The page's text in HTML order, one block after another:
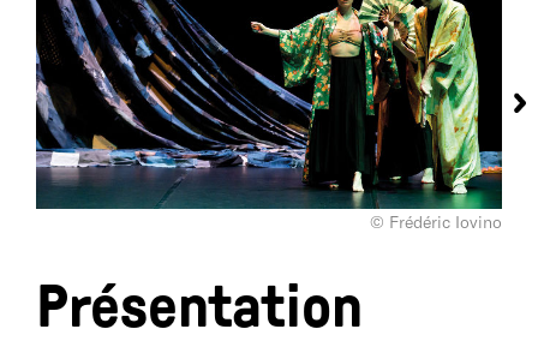
© Frédéric Iovino
Présentation